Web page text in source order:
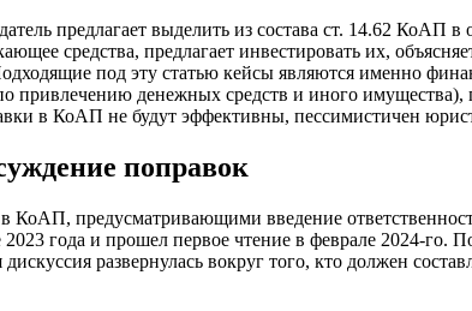
предлагает выделить из состава ст. 14.62 КоАП
средства, предлагает инвестировать их,
под эту статью кейсы являются именно
привлечению денежных средств и иного
в КоАП не будут эффективны, пессимистичен
поправок
КоАП, предусматривающими введение
2023 года и прошел первое чтение в феврале 2024-
развернулась вокруг того, кто должен